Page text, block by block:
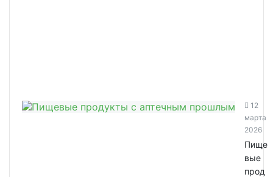
12
марта
2026
Пище
вые
прод